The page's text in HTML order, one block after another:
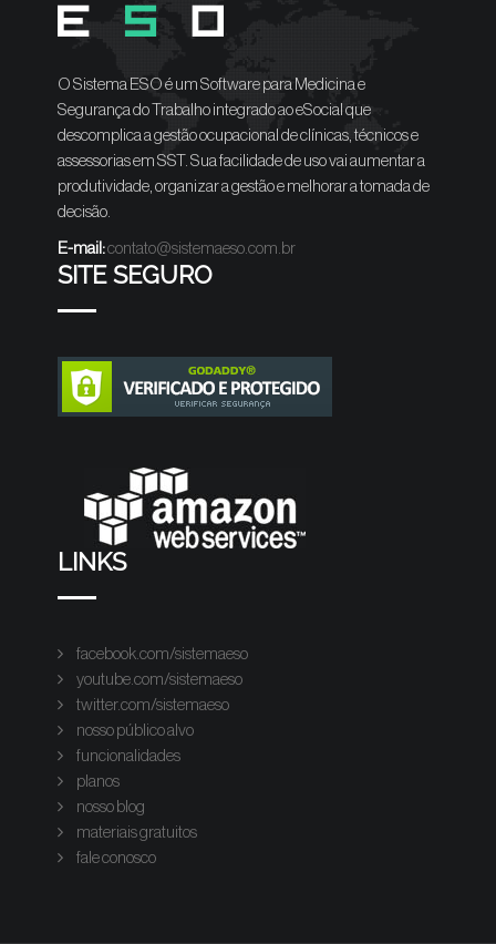
O Sistema ESO é um Software para Medicina e
Segurança do Trabalho integrado ao eSocial que
descomplica a gestão ocupacional de clínicas, técnicos e
assessorias em SST. Sua facilidade de uso vai aumentar a
produtividade, organizar a gestão e melhorar a tomada de
decisão.
E-mail:contato@sistemaeso.com.br
SITE SEGURO
LINKS
facebook.com/sistemaeso
youtube.com/sistemaeso
twitter.com/sistemaeso
nosso público alvo
funcionalidades
planos
nosso blog
materiais gratuitos
fale conosco